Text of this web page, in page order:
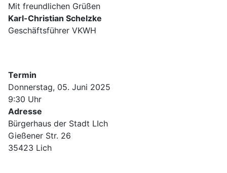
Mit freundlichen Grüßen
Karl-Christian Schelzke
Geschäftsführer VKWH
Termin
Donnerstag, 05. Juni 2025
9:30 Uhr
Adresse
Bürgerhaus der Stadt LIch
Gießener Str. 26
35423 Lich